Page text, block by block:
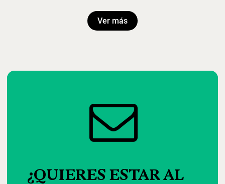
Ver más
¿QUIERES ESTARAL